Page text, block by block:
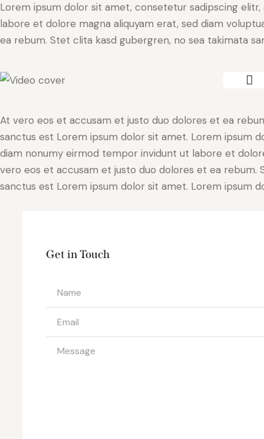
Lorem ipsum dolor sit amet, consetetur sadipscing
labore et dolore magna aliquyam erat, sed diam
ea rebum. Stet clita kasd gubergren, no sea takimata
At vero eos et accusam et justo duo dolores et ea
sanctus est Lorem ipsum dolor sit amet. Lorem ipsum
diam nonumy eirmod tempor invidunt ut labore et
vero eos et accusam et justo duo dolores et ea rebum.
sanctus est Lorem ipsum dolor sit amet. Lorem ipsum
Get in Touch